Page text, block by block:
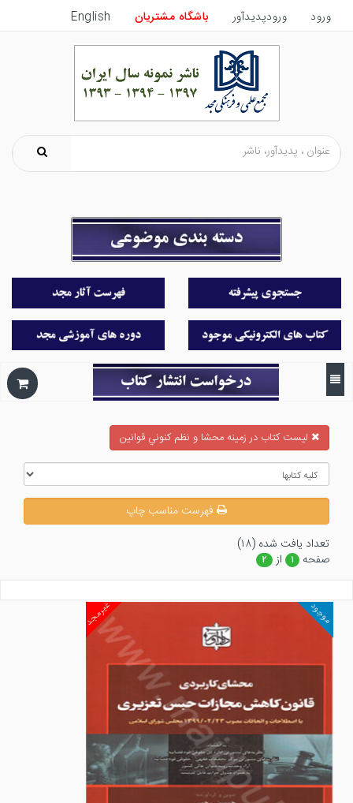
ورود ورودپدیدآور باشگاه مشتریان English
ليست كتاب در زمينه محشا و نظم كنوني قوانين
فهرست مناسب چاپ
تعداد يافت شده (۱۸)
صفحه
۱ از ۲
غیرمجد موجود